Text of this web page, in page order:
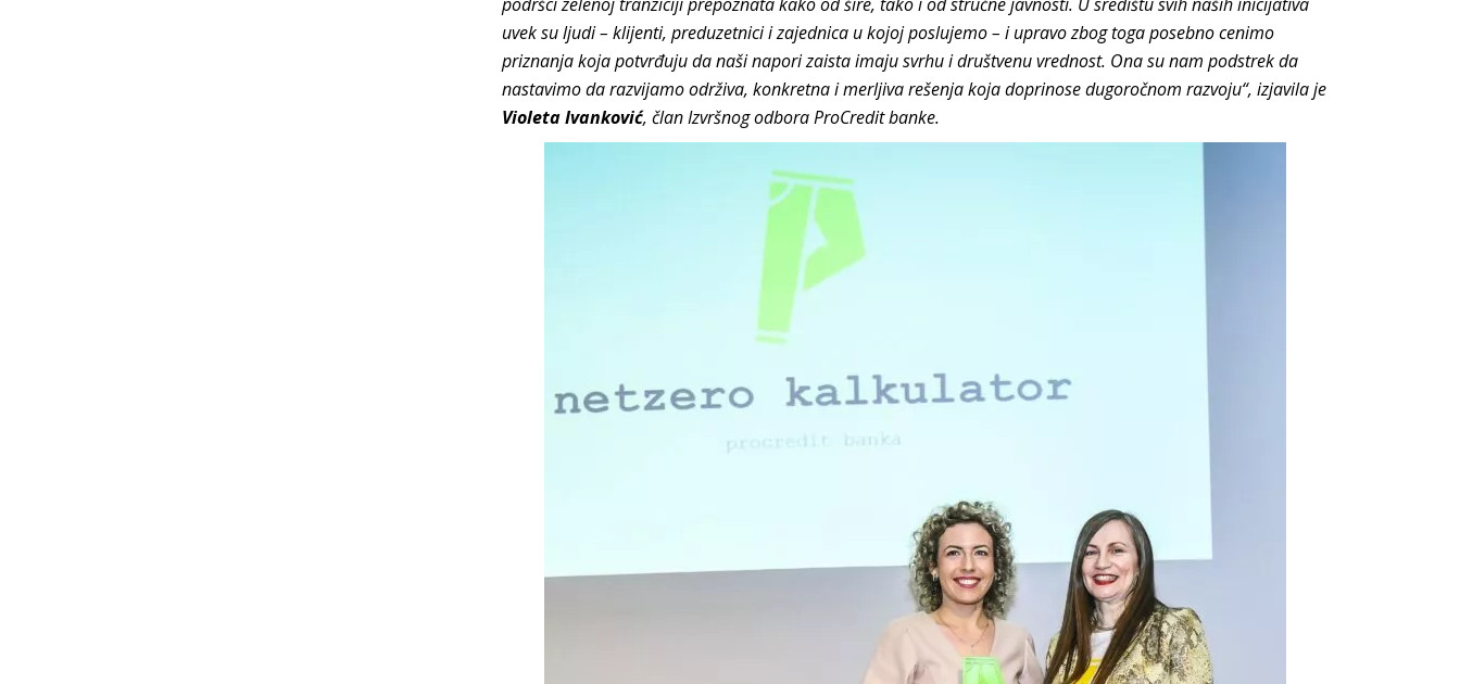
podršci zelenoj tranziciji prepoznata kako od šire, tako i od stručne javnosti. U središtu svih naših inicijativa
uvek su ljudi – klijenti, preduzetnici i zajednica u kojoj poslujemo – i upravo zbog toga posebno cenimo
priznanja koja potvrđuju da naši napori zaista imaju svrhu i društvenu vrednost. Ona su nam podstrek da
nastavimo da razvijamo održiva, konkretna i merljiva rešenja koja doprinose dugoročnom razvoju“, izjavila je
Violeta Ivanković, član Izvršnog odbora ProCredit banke.